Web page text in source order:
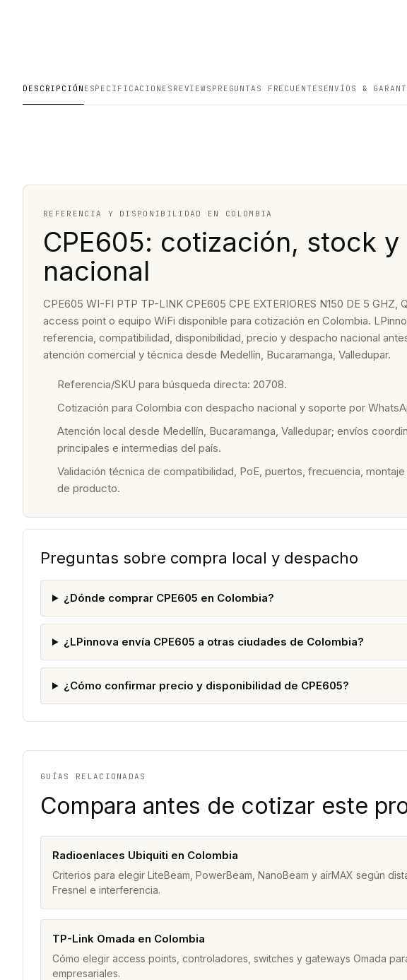
DESCRIPCIÓN ESPECIFICACIONES REVIEWS PREGUNTAS FRECUENTES ENVÍOS &
REFERENCIA Y DISPONIBILIDAD EN COLOMBIA
CPE605: cotización, stock y
nacional
CPE605 WI-FI PTP TP-LINK CPE605 CPE EXTERIORES N150 DE 5 GHZ,
access point o equipo WiFi disponible para cotización en Colombia.
referencia, compatibilidad, disponibilidad, precio y despacho nacional
atención comercial y técnica desde Medellín, Bucaramanga, Valledupar.
Referencia/SKU para búsqueda directa: 20708.
Cotización para Colombia con despacho nacional y soporte por
Atención local desde Medellín, Bucaramanga, Valledupar; envíos
principales e intermedias del país.
Validación técnica de compatibilidad, PoE, puertos, frecuencia,
de producto.
Preguntas sobre compra local y despacho
¿Dónde comprar CPE605 en Colombia?
¿LPinnova envía CPE605 a otras ciudades de Colombia?
¿Cómo confirmar precio y disponibilidad de CPE605?
GUÍAS RELACIONADAS
Compara antes de cotizar este
Radioenlaces Ubiquiti en Colombia
Criterios para elegir LiteBeam, PowerBeam, NanoBeam y airMAX según
Fresnel e interferencia.
TP-Link Omada en Colombia
Cómo elegir access points, controladores, switches y gateways Omada
empresariales.